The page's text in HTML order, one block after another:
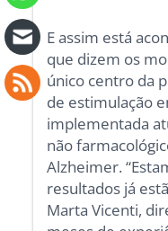
E assim está
que dizem os
único centro da
de estimulação
implementada
não
Alzheimer.
resultados já
Marta Vicenti,